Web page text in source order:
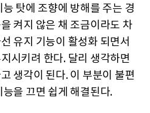
탓에 조향에 방해를 주는 경
켜지 않은 채 조금이라도 차
유지 기능이 활성화 되면서
시키려 한다. 달리 생각하면
생각이 된다. 이 부분이 불편
을 끄면 쉽게 해결된다.